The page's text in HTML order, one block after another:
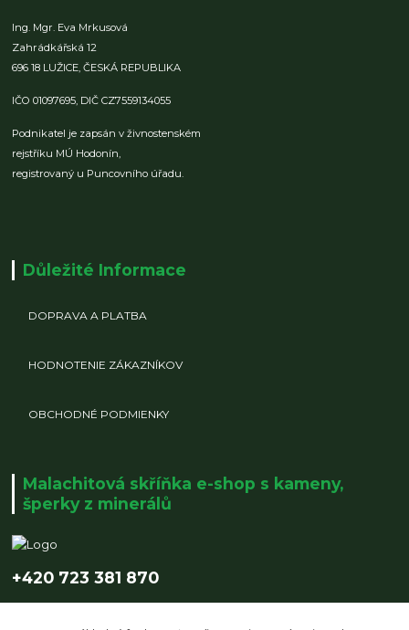
Ing. Mgr. Eva Mrkusová
Zahrádkářská 12
696 18 LUŽICE,ČESKÁ REPUBLIKA
IČO 01097695, DIČ CZ7559134055
Podnikatel je zapsán v živnostenském
rejstříku MÚ Hodonín,
registrovaný u Puncovního úřadu.
Důležité Informace
DOPRAVA A PLATBA
HODNOTENIE ZÁKAZNÍKOV
OBCHODNÉ PODMIENKY
Malachitová skříňka e-shop s kameny,
šperky z minerálů
+420 723 381 870